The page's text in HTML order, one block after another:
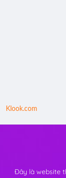
Klook.com
Đây là website